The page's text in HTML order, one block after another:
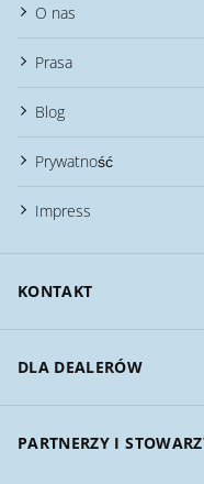
O nas
Prasa
Blog
Prywatność
Impress
KONTAKT
DLA DEALERÓW
PARTNERZY I